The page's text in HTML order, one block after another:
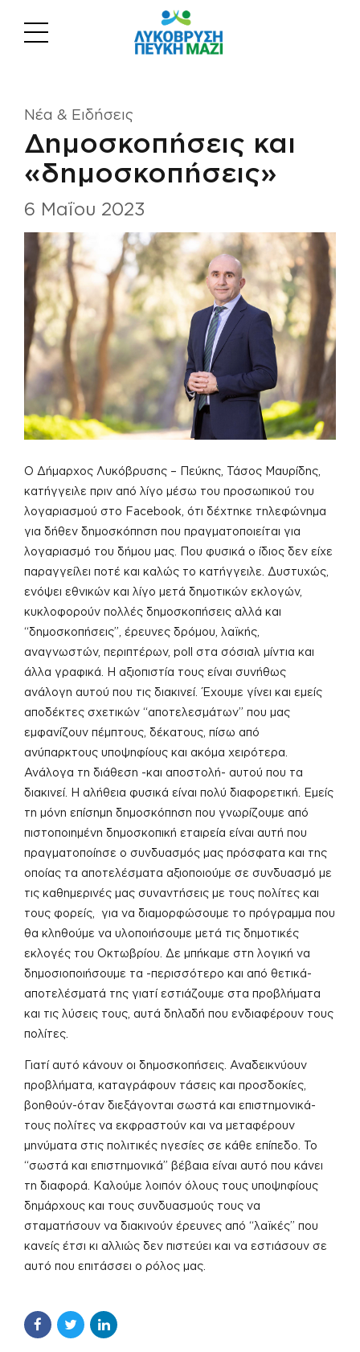
Νέα & Ειδήσεις
Δημοσκοπήσεις και
«δημοσκοπήσεις»
6 Μαΐου 2023
Ο Δήμαρχος Λυκόβρυσης – Πεύκης, Τάσος Μαυρίδης,
κατήγγειλε πριν από λίγο μέσω του προσωπικού του
λογαριασμού στο Facebook, ότι δέχτηκε τηλεφώνημα
για δήθεν δημοσκόπηση που πραγματοποιείται για
λογαριασμό του δήμου μας. Που φυσικά ο ίδιος δεν είχε
παραγγείλει ποτέ και καλώς το κατήγγειλε. Δυστυχώς,
ενόψει εθνικών και λίγο μετά δημοτικών εκλογών,
κυκλοφορούν πολλές δημοσκοπήσεις αλλά και
“δημοσκοπήσεις”, έρευνες δρόμου, λαϊκής,
αναγνωστών, περιπτέρων, poll στα σόσιαλ μίντια και
άλλα γραφικά. Η αξιοπιστία τους είναι συνήθως
ανάλογη αυτού που τις διακινεί. Έχουμε γίνει και εμείς
αποδέκτες σχετικών “αποτελεσμάτων” που μας
εμφανίζουν πέμπτους, δέκατους, πίσω από
ανύπαρκτους υποψηφίους και ακόμα χειρότερα.
Ανάλογα τη διάθεση -και αποστολή- αυτού που τα
διακινεί. Η αλήθεια φυσικά είναι πολύ διαφορετική. Εμείς
τη μόνη επίσημη δημοσκόπηση που γνωρίζουμε από
πιστοποιημένη δημοσκοπική εταιρεία είναι αυτή που
πραγματοποίησε ο συνδυασμός μας πρόσφατα και της
οποίας τα αποτελέσματα αξιοποιούμε σε συνδυασμό με
τις καθημερινές μας συναντήσεις με τους πολίτες και
τους φορείς, για να διαμορφώσουμε το πρόγραμμα που
θα κληθούμε να υλοποιήσουμε μετά τις δημοτικές
εκλογές του Οκτωβρίου. Δε μπήκαμε στη λογική να
δημοσιοποιήσουμε τα -περισσότερο και από θετικά-
αποτελέσματά της γιατί εστιάζουμε στα προβλήματα
και τις λύσεις τους, αυτά δηλαδή που ενδιαφέρουν τους
πολίτες.
Γιατί αυτό κάνουν οι δημοσκοπήσεις. Αναδεικνύουν
προβλήματα, καταγράφουν τάσεις και προσδοκίες,
βοηθούν-όταν διεξάγονται σωστά και επιστημονικά-
τους πολίτες να εκφραστούν και να μεταφέρουν
μηνύματα στις πολιτικές ηγεσίες σε κάθε επίπεδο. Το
“σωστά και επιστημονικά” βέβαια είναι αυτό που κάνει
τη διαφορά. Καλούμε λοιπόν όλους τους υποψηφίους
δημάρχους και τους συνδυασμούς τους να
σταματήσουν να διακινούν έρευνες από “λαϊκές” που
κανείς έτσι κι αλλιώς δεν πιστεύει και να εστιάσουν σε
αυτό που επιτάσσει ο ρόλος μας.